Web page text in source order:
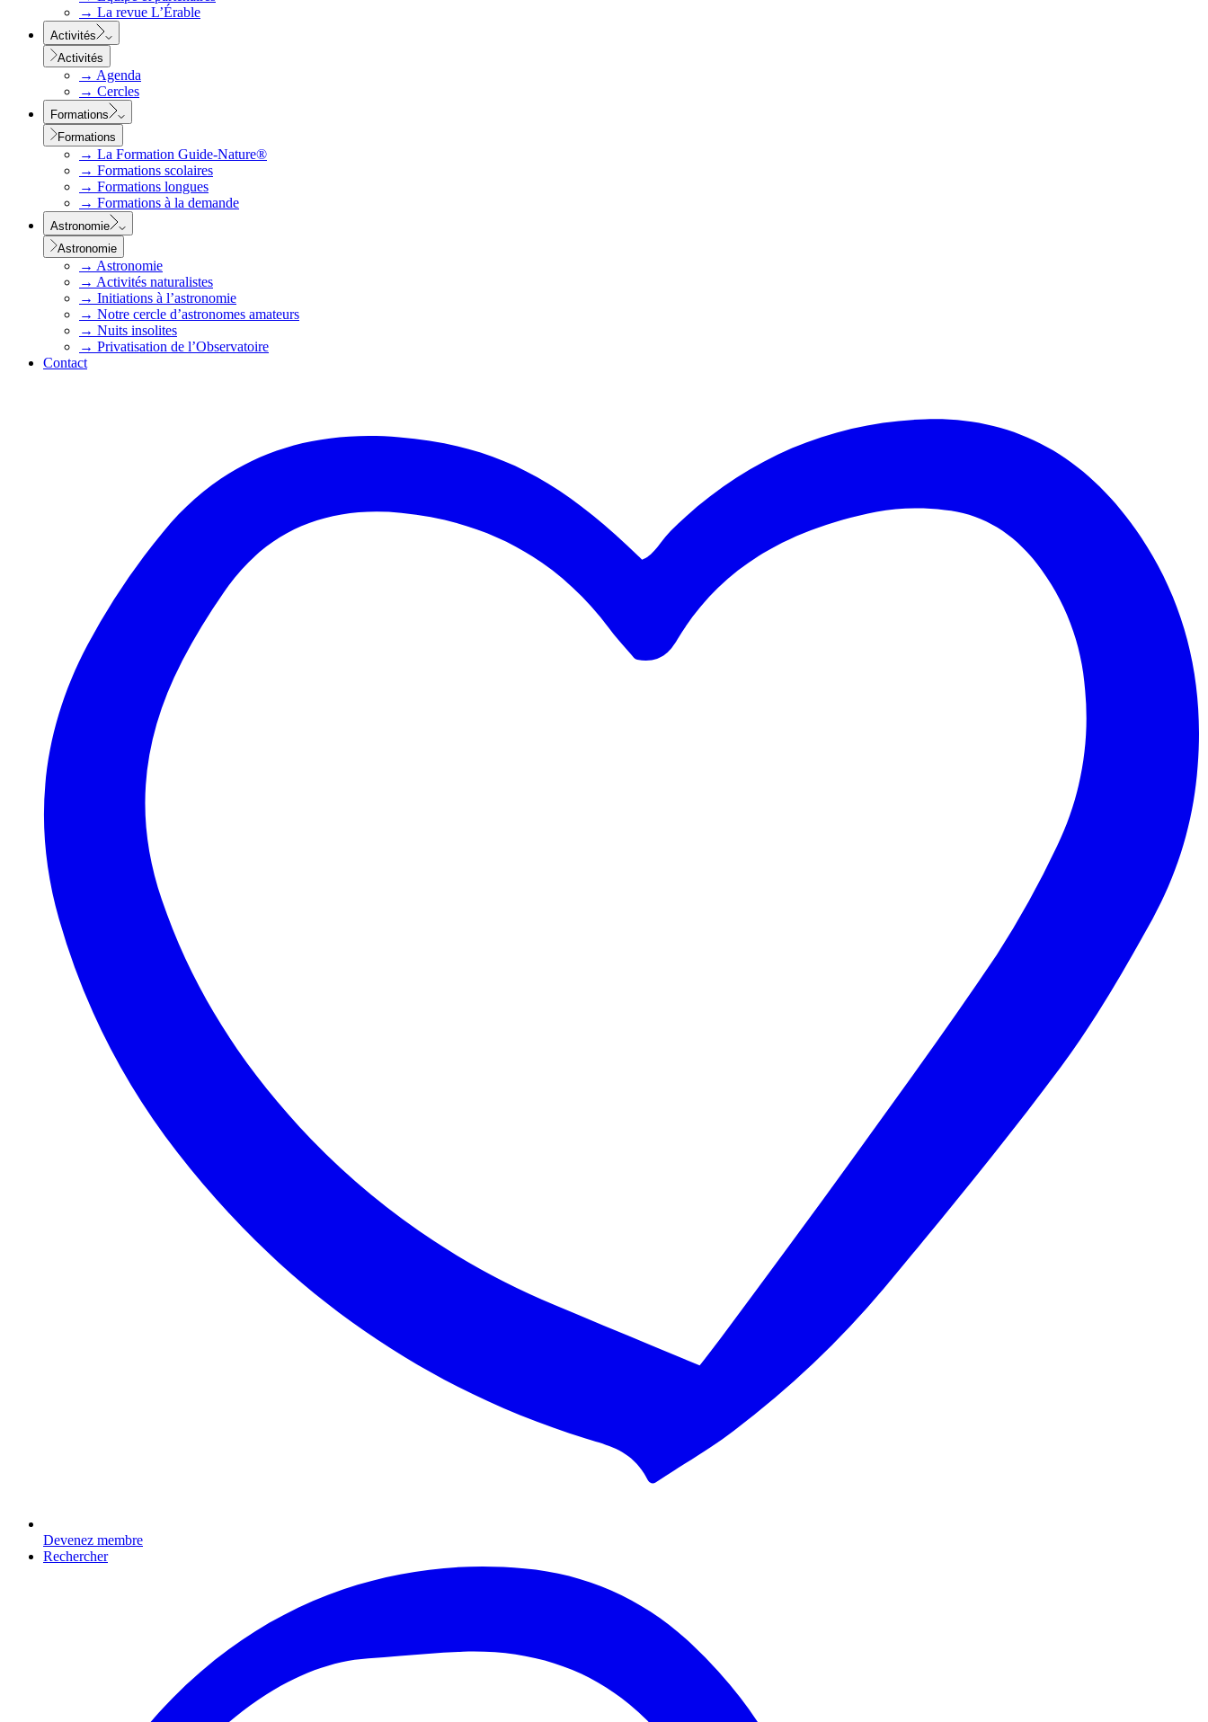
→ La revue L’Érable
Activités
Activités
→ Agenda
→ Cercles
Formations
Formations
→ La Formation Guide-Nature®
→ Formations scolaires
→ Formations longues
→ Formations à la demande
Astronomie
Astronomie
→ Astronomie
→ Activités naturalistes
→ Initiations à l’astronomie
→ Notre cercle d’astronomes amateurs
→ Nuits insolites
→ Privatisation de l’Observatoire
Contact
Devenez membre
Rechercher